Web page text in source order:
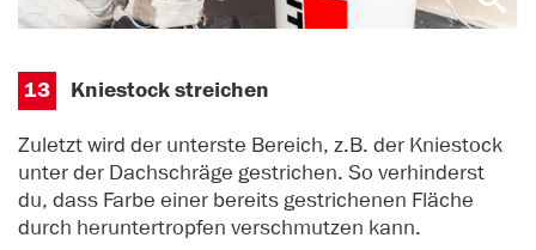
13 Kniestock streichen
Zuletzt wird der unterste Bereich, z.B. der Kniestock
unter der Dachschräge gestrichen. So verhinderst
du, dass Farbe einer bereits gestrichenen Fläche
durch heruntertropfen verschmutzen kann.